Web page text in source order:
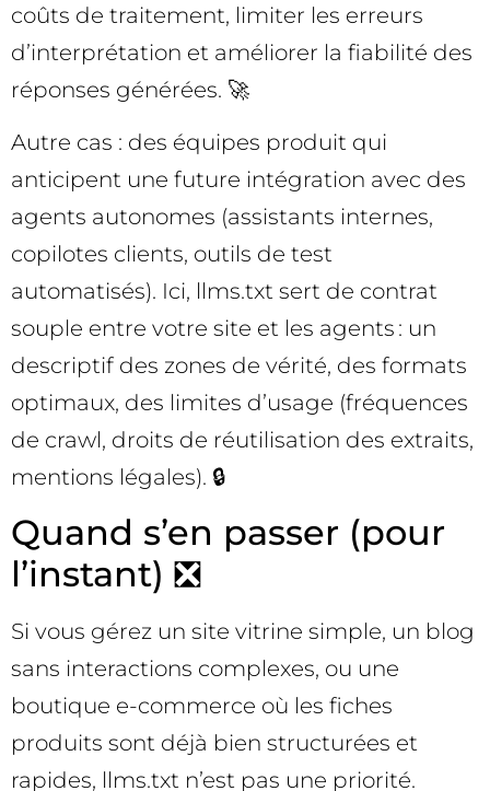
coûts de traitement, limiter les erreurs
d’interprétation et améliorer la fiabilité des
réponses générées. 🚀
Autre cas : des équipes produit qui
anticipent une future intégration avec des
agents autonomes (assistants internes,
copilotes clients, outils de test
automatisés). Ici, llms.txt sert de contrat
souple entre votre site et les agents : un
descriptif des zones de vérité, des formats
optimaux, des limites d’usage (fréquences
de crawl, droits de réutilisation des extraits,
mentions légales). 🔒
Quand s’en passer (pour
l’instant) ❎
Si vous gérez un site vitrine simple, un blog
sans interactions complexes, ou une
boutique e-commerce où les fiches
produits sont déjà bien structurées et
rapides, llms.txt n’est pas une priorité.